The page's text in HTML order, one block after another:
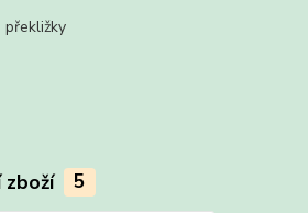
překližky
zboží 5